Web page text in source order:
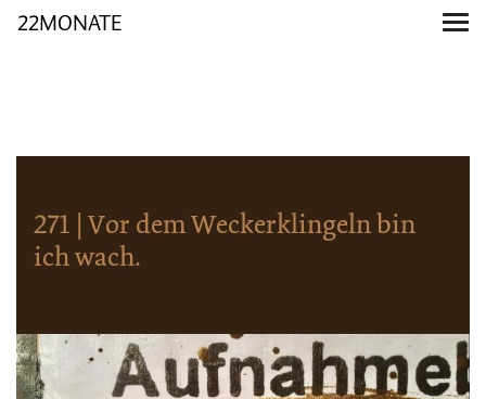
22MONATE
271 | Vor dem Weckerklingeln bin
ich wach.